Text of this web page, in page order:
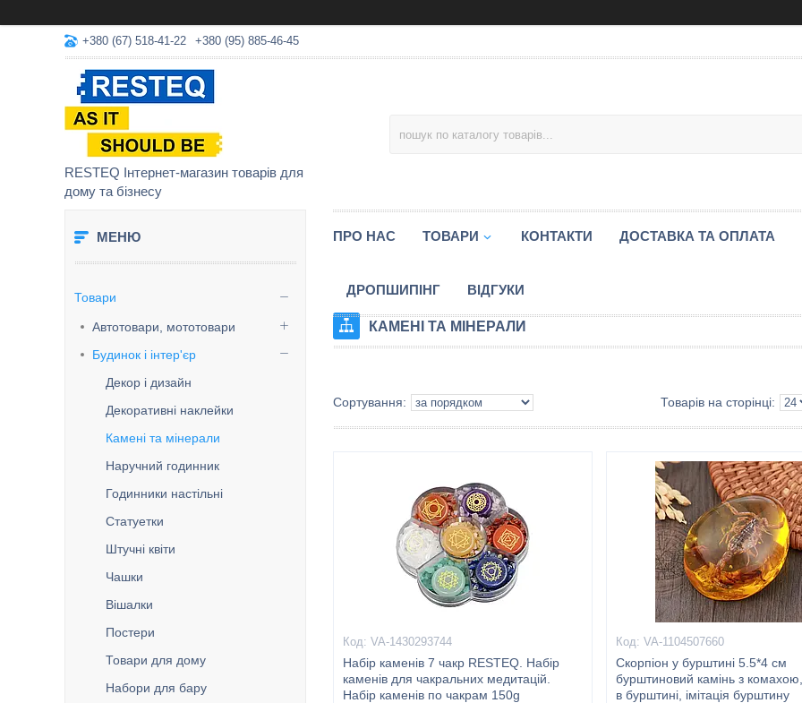
+380 (67) 518-41-22 +380 (95) 885-46-45
RESTEQ Інтернет-магазин товарів для
дому та бізнесу
Товари
Автотовари, мототовари
Будинок і інтер'єр
Декор і дизайн
Декоративні наклейки
Камені та мінерали
Наручний годинник
Годинники настільні
Статуетки
Штучні квіти
Чашки
Вішалки
Постери
Товари для дому
Набори для бару
ПРО НАС ТОВАРИ КОНТАКТИ ДОСТАВКА ТА ОПЛАТА
ДРОПШИПІНГ ВІДГУКИ
КАМЕНІ ТА МІНЕРАЛИ
VA-1430293744
Набір каменів 7 чакр RESTEQ. Набір
каменів для чакральних медитацій.
Набір каменів по чакрам 150g
VA-1104507660
Скорпіон у бурштині 5.5*4 см
бурштиновий камінь з
в бурштині, імітація бурштину